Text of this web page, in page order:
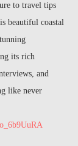
to travel tips
beautiful coastal
its rich
and
like never